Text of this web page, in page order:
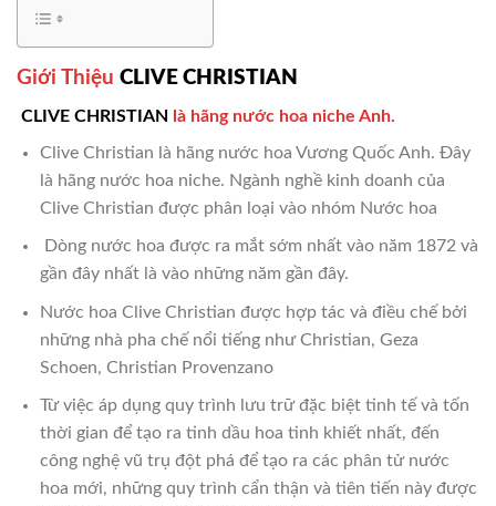
Giới Thiệu CLIVE CHRISTIAN
CLIVE CHRISTIAN là hãng nước hoa niche Anh.
Clive Christian là hãng nước hoa Vương Quốc Anh. Đây
là hãng nước hoa niche. Ngành nghề kinh doanh của
Clive Christian được phân loại vào nhóm Nước hoa
Dòng nước hoa được ra mắt sớm nhất vào năm 1872 và
gần đây nhất là vào những năm gần đây.
Nước hoa Clive Christian được hợp tác và điều chế bởi
những nhà pha chế nổi tiếng như Christian, Geza
Schoen, Christian Provenzano
Từ việc áp dụng quy trình lưu trữ đặc biệt tinh tế và tốn
thời gian để tạo ra tinh dầu hoa tinh khiết nhất, đến
công nghệ vũ trụ đột phá để tạo ra các phân tử nước
hoa mới, những quy trình cẩn thận và tiên tiến này được